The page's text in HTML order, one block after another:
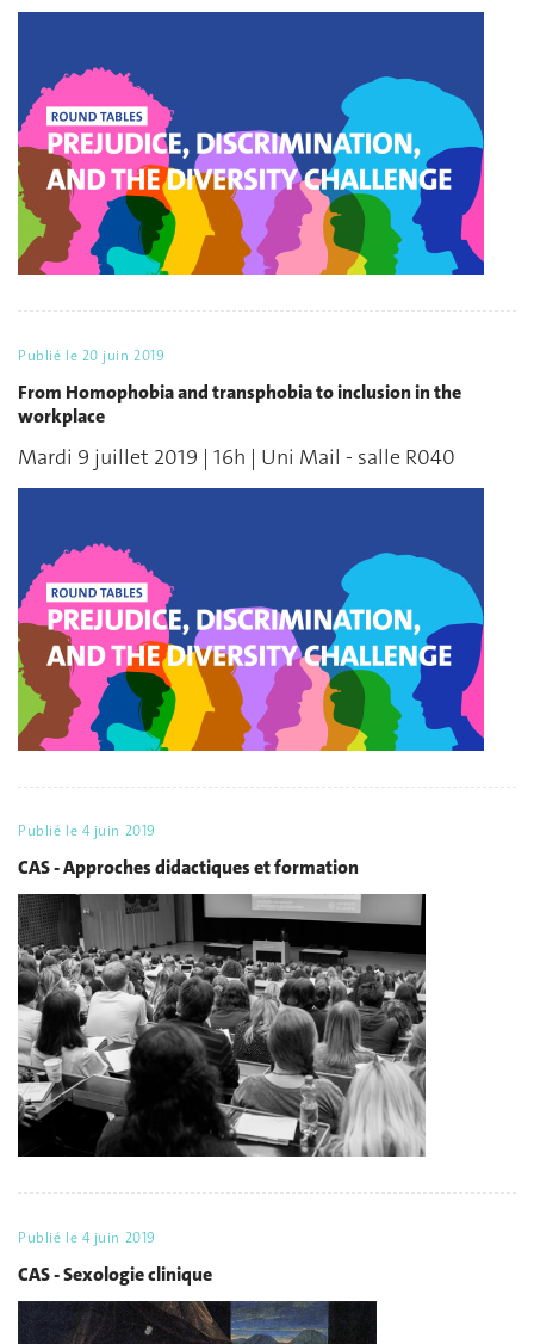
Publié le 20 juin 2019
From Homophobia and transphobia to inclusion in the
workplace
Mardi 9 juillet 2019 | 16h | Uni Mail - salle R040
Publié le 4 juin 2019
CAS - Approches didactiques et formation
Publié le 4 juin 2019
CAS - Sexologie clinique